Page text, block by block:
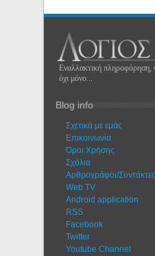
Εναλλακτική πληροφόρηση,
όχι μόνο...
Blog info
Σχετικά με εμάς
Eπικοινωνία
Όροι Χρήσης
Σχόλια
Αρθρογράφοι/Συντάκτες
Web TV
Android application
RSS
Facebook
Twitter
Youtube Channel